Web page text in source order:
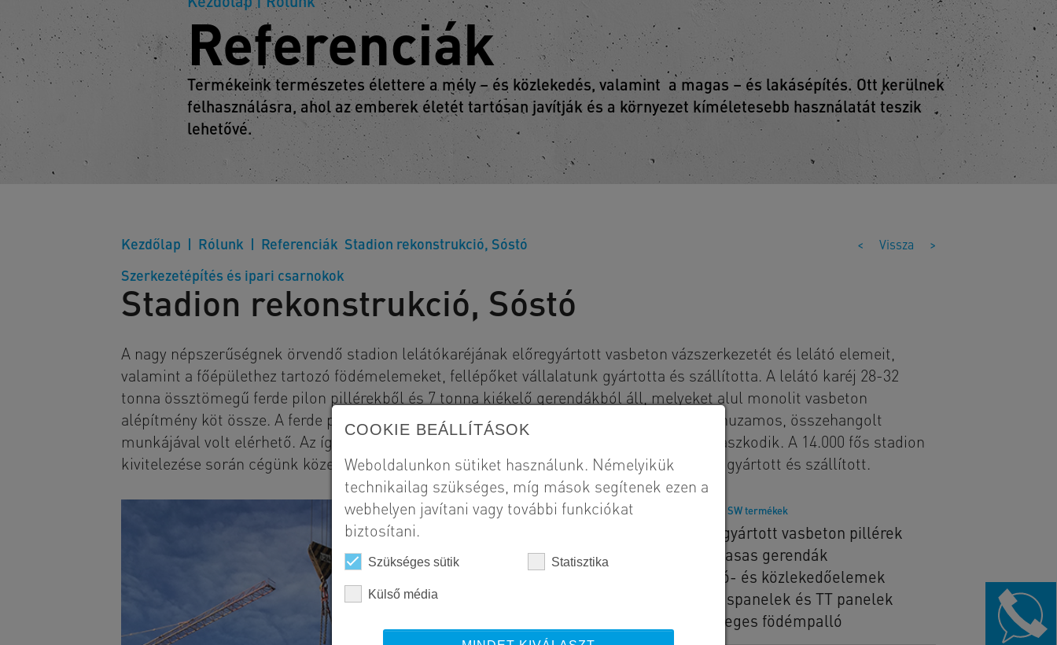
Referenciák
Termékeink természetes élettere a mély – és közlekedés, valamint a magas – és lakásépítés. Ott kerülnek
felhasználásra, ahol az emberek életét tartósan javítják és a környezet kíméletesebb használatát teszik
lehetővé.
Kezdőlap Rólunk Referenciák Stadion rekonstrukció, Sóstó < Vissza >
Szerkezetépítés és ipari csarnokok
Stadion rekonstrukció, Sóstó
A nagy népszerűségnek örvendő stadion lelátókaréjának előregyártott vasbeton vázszerkezetét és lelátó elemeit,
valamint a főépülethez tartozó födémelemeket, fellépőket vállalatunk gyártotta és szállította. A lelátó karéj 28-32
tonna össztömegű ferde pilon pillérekből és 7 tonna kiékelő gerendákból áll, melyeket alul monolit vasbeton
alépítmény köt össze. A ferde pillér és a kiékelő gerenda elhelyezése két külön daru párhuzamos, összehangolt
munkájával volt elérhető. Az így kapott keretállásokon mintegy 1400 db lelátóelem támaszkodik. A 14.000 fős stadion
kivitelezése során cégünk közel 3.200 köbméter előregyártott vasbeton szerkezet került gyártott és szállított.
Szállított SW termékek
Előregyártott vasbeton pillérek
Lágyvasas gerendák
Lelátó- és közlekedőelemek
Bordáspanelek és TT panelek
Körüreges födémpalló
COOKIE BEÁLLÍTÁSOK
Weboldalunkon sütiket használunk. Némelyikük
technikailag szükséges, míg mások segítenek ezen a
webhelyen javítani vagy további funkciókat
biztosítani.
Szükséges sütik Statisztika
Külső média